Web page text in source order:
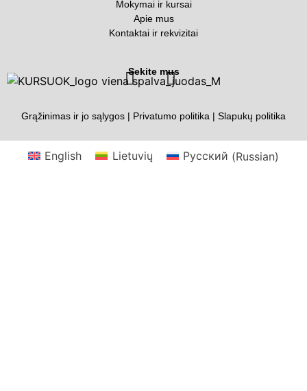
Mokymai ir kursai
Apie mus
Kontaktai ir rekvizitai
Sekite mus
Grąžinimas ir jo sąlygos | Privatumo politika | Slapukų politika
English Lietuvių Русский (Russian)